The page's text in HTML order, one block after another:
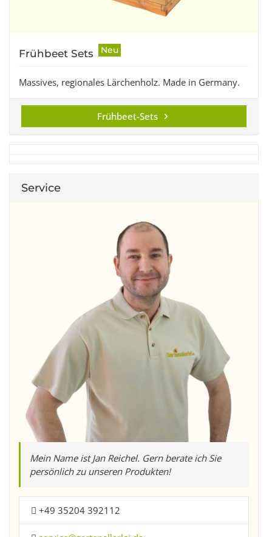
Frühbeet Sets Neu
Massives, regionales Lärchenholz. Made in Germany.
Frühbeet-Sets
Service
Mein Name ist Jan Reichel. Gern berate ich Sie
persönlich zu unseren Produkten!
+49 35204 392112